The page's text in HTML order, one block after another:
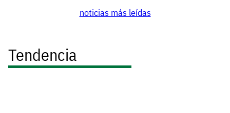
noticias más leídas
Tendencia